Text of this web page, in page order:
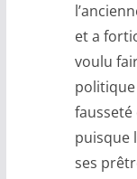
et a
voulu
fausseté
puisque
ses